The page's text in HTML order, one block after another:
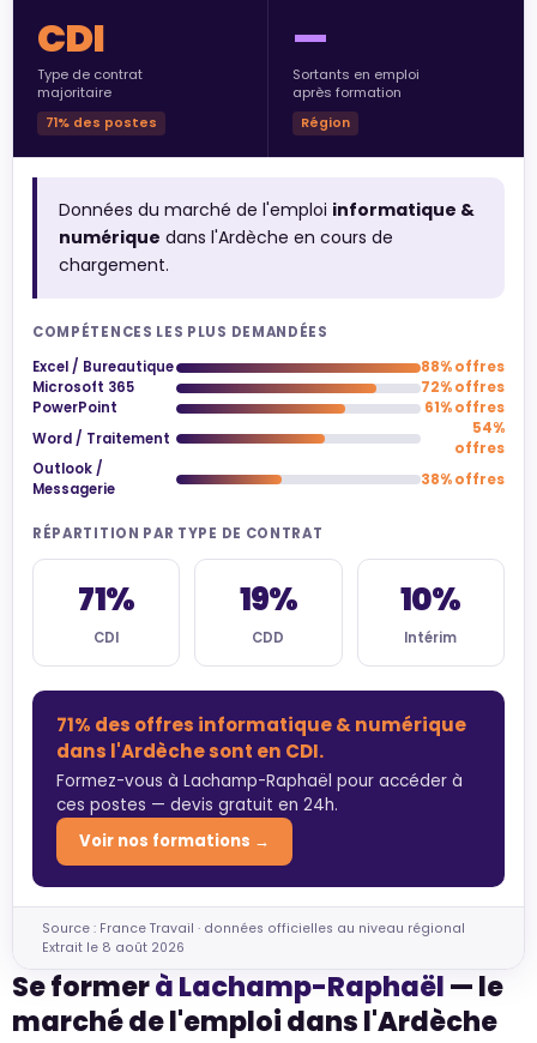
CDI
Type de contrat
majoritaire
71% des postes
—
Sortants en emploi
après formation
Région
Données du marché de l'emploi informatique &
numérique dans l'Ardèche en cours de
chargement.
COMPÉTENCES LES PLUS DEMANDÉES
Excel / Bureautique
88% offres
Microsoft 365
72% offres
PowerPoint
61% offres
Word / Traitement
54%
offres
Outlook /
Messagerie
38% offres
RÉPARTITION PAR TYPE DE CONTRAT
71%
CDI
19%
CDD
10%
Intérim
71% des offres informatique & numérique
dans l'Ardèche sont en CDI.
Formez-vous à Lachamp-Raphaël pour accéder à
ces postes — devis gratuit en 24h.
Voir nos formations →
Source : France Travail · données officielles au niveau régional
Extrait le 8 août 2026
Se formerà Lachamp-Raphaël— le
marché de l'emploi dans l'Ardèche